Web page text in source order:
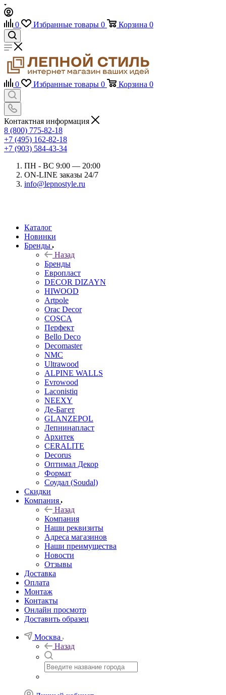
0 Избранные товары 0 Корзина 0
0 Избранные товары 0 Корзина 0
Контактная информация
8 (800) 775-82-18
+7 (495) 162-82-18
+7 (903) 584-43-34
ПН - ВС 9:00 — 20:00
ON-LINE заказы 24/7
info@lepnostyle.ru
Каталог
Новинки
Бренды
Назад
Бренды
Европласт
DECOR DIZAYN
HIWOOD
Artpole
Orac Decor
COSCA
Перфект
Bello Deco
Decomaster
NMС
Ultrawood
ALPINE WALLS
Evrowood
Laconistiq
NEEXY
Де-Багет
GLANZEPOL
Лепнинапласт
Архитек
CERALITE
Decorus
Оптимал Декор
Формат
Соудал (Soudal)
Скидки
Компания
Назад
Компания
Наши реквизиты
Адреса магазинов
Наши преимущества
Новости
Отзывы
Доставка
Оплата
Монтаж
Контакты
Онлайн просмотр
Доставить образец
Москва
Назад